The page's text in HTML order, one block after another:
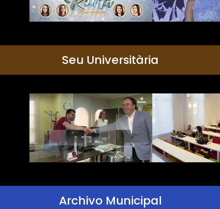
Seu Universitària
Archivo Municipal